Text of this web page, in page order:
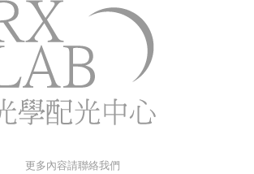
更多內容請聯絡我們